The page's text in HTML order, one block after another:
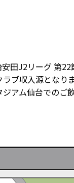
田J2リーグ 第
ブ収入源となりま
アム仙台でのご